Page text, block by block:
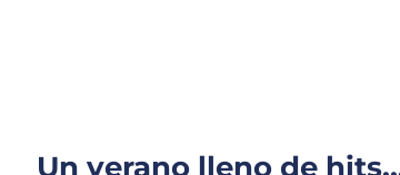
Un verano lleno de